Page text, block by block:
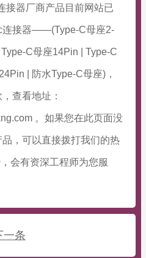
接器厂商产品目前网站已
连接器——(Type-C母座2-
C母座14Pin | Type-C
| 防水Type-C母座)，
查看地址：
。如果您在此页面没
，可以直接拨打我们的热
会有资深工程师为您服
一条